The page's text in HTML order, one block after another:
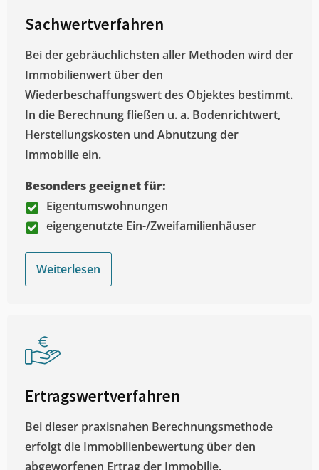
Sachwertverfahren
Bei der gebräuchlichsten aller Methoden wird der
Immobilienwert über den
Wiederbeschaffungswert des Objektes bestimmt.
In die Berechnung fließen u. a. Bodenrichtwert,
Herstellungskosten und Abnutzung der
Immobilie ein.
Besonders geeignet für:
Eigentumswohnungen
eigengenutzte Ein-/Zweifamilienhäuser
Weiterlesen
Ertragswertverfahren
Bei dieser praxisnahen Berechnungsmethode
erfolgt die Immobilienbewertung über den
abgeworfenen Ertrag der Immobilie.